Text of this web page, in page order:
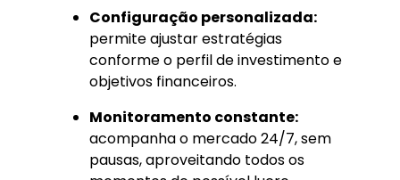
Configuração personalizada:
permite ajustar estratégias
conforme o perfil de investimento e
objetivos financeiros.
Monitoramento constante:
acompanha o mercado 24/7, sem
pausas, aproveitando todos os